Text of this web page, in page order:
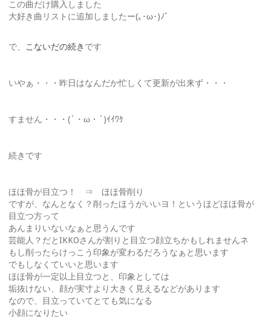
この曲だけ購入しました
大好き曲リストに追加しましたー(｡･ω･)ﾉﾞ
で、 こないだの続き です
いやぁ・・・昨日はなんだか忙しくて更新が出来ず・・・
すません・・・(´・ω・`)ｲｲﾜｹ
続きです
ほほ骨が目立つ！ ⇒ ほほ骨削り
ですが、なんとなく？削ったほうがいいヨ！というほどほほ骨が
目立つ方って
あんまりいないなぁと思うんです
芸能人？だとIKKOさんが割りと目立つ顔立ちかもしれませんネ
もし削ったらけっこう印象が変わるだろうなぁと思います
でもしなくていいと思います
ほほ骨が一定以上目立つと、印象としては
垢抜けない、顔が実寸より大きく見えるなどがあります
なので、目立っていてとても気になる
小顔になりたい